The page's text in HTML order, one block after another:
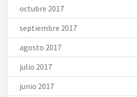
octubre 2017
septiembre 2017
agosto 2017
julio 2017
junio 2017